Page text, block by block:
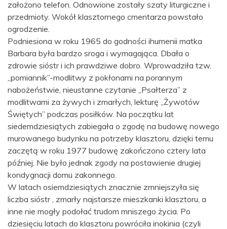
założono telefon. Odnowione zostały szaty liturgiczne i
przedmioty. Wokół klasztornego cmentarza powstało
ogrodzenie.
Podniesiona w roku 1965 do godności ihumenii matka
Barbara była bardzo sroga i wymagająca. Dbała o
zdrowie sióstr i ich prawdziwe dobro. Wprowadziła tzw.
„pomiannik”-modlitwy z pokłonami na porannym
nabożeństwie, nieustanne czytanie „Psałterza” z
modlitwami za żywych i zmarłych, lekturę „Żywotów
Świętych” podczas posiłków. Na początku lat
siedemdziesiątych zabiegała o zgodę na budowę nowego
murowanego budynku na potrzeby klasztoru, dzięki temu
zaczętą w roku 1977 budowę zakończono cztery lata
później. Nie było jednak zgody na postawienie drugiej
kondygnacji domu zakonnego.
W latach osiemdziesiątych znacznie zmniejszyła się
liczba sióstr , zmarły najstarsze mieszkanki klasztoru, a
inne nie mogły podołać trudom mniszego życia. Po
dziesięciu latach do klasztoru powróciła inokinia (czyli